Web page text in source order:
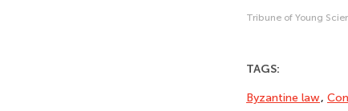
Tribune of Young
TAGS:
Byzantine law,